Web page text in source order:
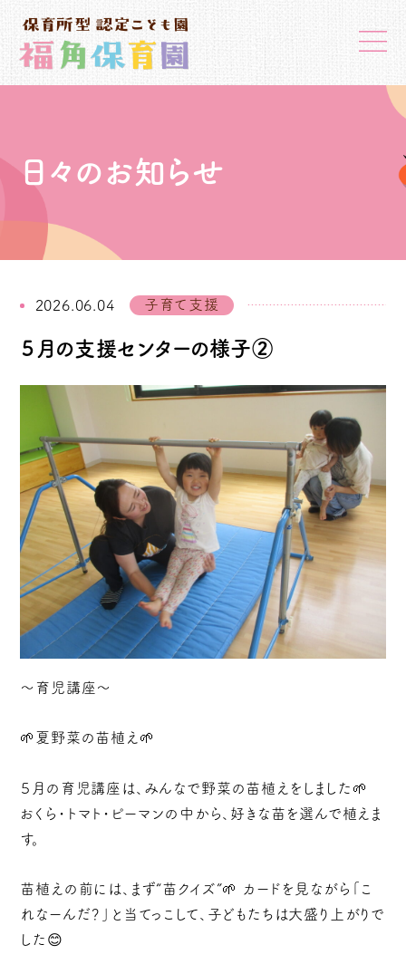
日々のお知らせ
2026.06.04 子育て支援
５月の支援センターの様子②
～育児講座～
🌱夏野菜の苗植え🌱
５月の育児講座は、みんなで野菜の苗植えをしました🌱
おくら・トマト・ピーマンの中から、好きな苗を選んで植えま
す。
苗植えの前には、まず“苗クイズ”🌱 カードを見ながら「こ
れなーんだ？」と当てっこして、子どもたちは大盛り上がりで
した😊